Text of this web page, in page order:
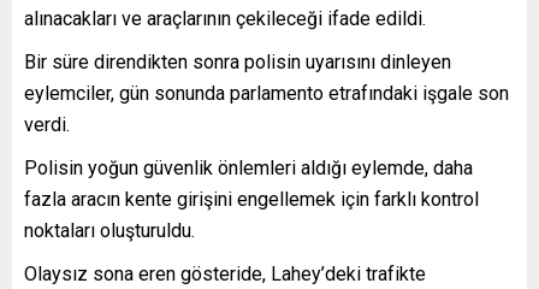
alınacakları ve araçlarının çekileceği ifade edildi.
Bir süre direndikten sonra polisin uyarısını dinleyen
eylemciler, gün sonunda parlamento etrafındaki işgale son
verdi.
Polisin yoğun güvenlik önlemleri aldığı eylemde, daha
fazla aracın kente girişini engellemek için farklı kontrol
noktaları oluşturuldu.
Olaysız sona eren gösteride, Lahey’deki trafikte